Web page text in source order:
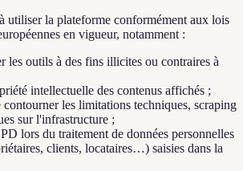
utiliser la plateforme conformément aux lois
en vigueur, notamment :
les outils à des fins illicites ou contraires à
intellectuelle des contenus affichés ;
contourner les limitations techniques, scraping
sur l'infrastructure ;
lors du traitement de données personnelles
clients, locataires…) saisies dans la